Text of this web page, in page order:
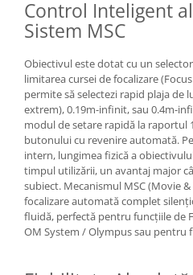
Control Inteligent
Sistem MSC
Obiectivul este dotat cu un
limitarea cursei de focalizare
permite să selectezi rapid plaja de
extrem), 0.19m-infinit, sau 0.4m-
modul de setare rapidă la raportul
butonului cu revenire automată.
intern, lungimea fizică a
timpul utilizării, un avantaj major
subiect. Mecanismul MSC (Movie
focalizare automată complet
fluidă, perfectă pentru funcțiile de
OM System / Olympus sau pentru